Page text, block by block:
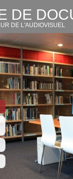
DE
DE L'AUDIOVISUEL